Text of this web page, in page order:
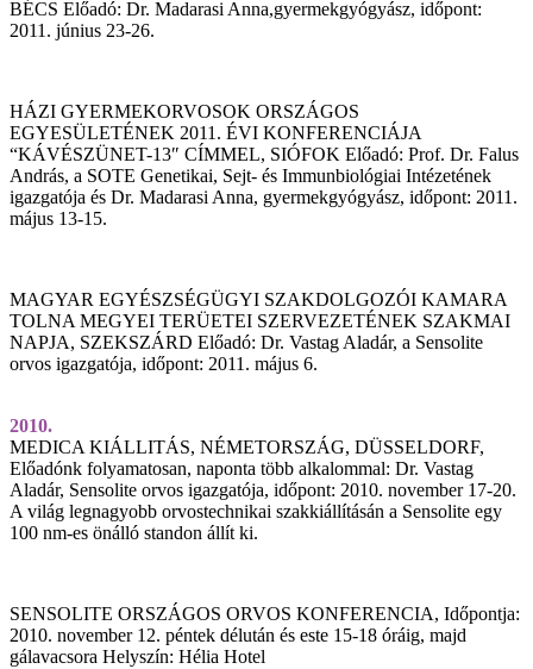
BÉCS Előadó: Dr. Madarasi Anna,gyermekgyógyász, időpont:
2011. június 23-26.
HÁZI GYERMEKORVOSOK ORSZÁGOS
EGYESÜLETÉNEK 2011. ÉVI KONFERENCIÁJA
“KÁVÉSZÜNET-13″ CÍMMEL, SIÓFOK Előadó: Prof. Dr. Falus
András, a SOTE Genetikai, Sejt- és Immunbiológiai Intézetének
igazgatója és Dr. Madarasi Anna, gyermekgyógyász, időpont: 2011.
május 13-15.
MAGYAR EGYÉSZSÉGÜGYI SZAKDOLGOZÓI KAMARA
TOLNA MEGYEI TERÜETEI SZERVEZETÉNEK SZAKMAI
NAPJA, SZEKSZÁRD Előadó: Dr. Vastag Aladár, a Sensolite
orvos igazgatója, időpont: 2011. május 6.
2010.
MEDICA KIÁLLITÁS, NÉMETORSZÁG, DÜSSELDORF,
Előadónk folyamatosan, naponta több alkalommal: Dr. Vastag
Aladár, Sensolite orvos igazgatója, időpont: 2010. november 17-20.
A világ legnagyobb orvostechnikai szakkiállításán a Sensolite egy
100 nm-es önálló standon állít ki.
SENSOLITE ORSZÁGOS ORVOS KONFERENCIA, Időpontja:
2010. november 12. péntek délután és este 15-18 óráig, majd
gálavacsora Helyszín: Hélia Hotel